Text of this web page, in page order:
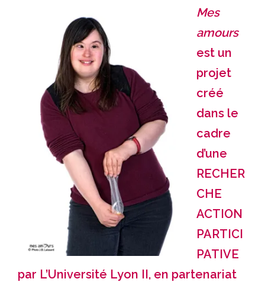
Mes
amours
est un
projet
créé
dans le
cadre
d’une
RECHER
CHE
ACTION
PARTICI
PATIVE
par L’Université Lyon II, en partenariat